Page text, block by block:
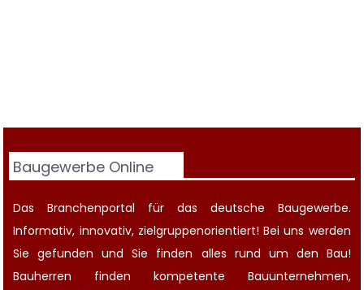
Baugewerbe Online
Das Branchenportal für das deutsche Baugewerbe.
Informativ, innovativ, zielgruppenorientiert! Bei uns werden
Sie gefunden und Sie finden alles rund um den Bau!
Bauherren finden kompetente Bauunternehmen,